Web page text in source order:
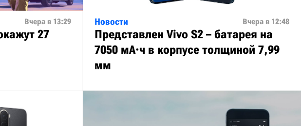
Вчера в 13:29
27
Новости Вчера в 12:48
Представлен Vivo S2 – батарея на
7050 мА·ч в корпусе толщиной 7,99
мм